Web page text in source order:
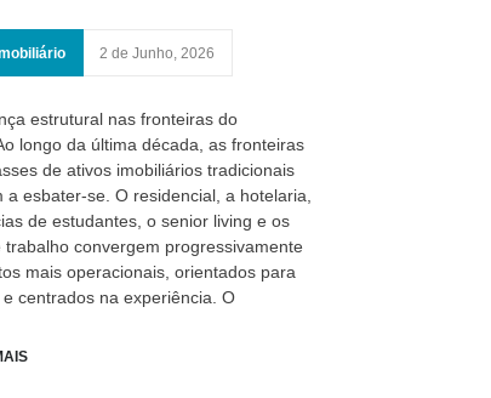
2 de Junho, 2026
estrutural nas fronteiras do
longo da última década, as fronteiras
de ativos imobiliários tradicionais
a esbater-se. O residencial, a hotelaria,
de estudantes, o senior living e os
trabalho convergem progressivamente
mais operacionais, orientados para
centrados na experiência. O